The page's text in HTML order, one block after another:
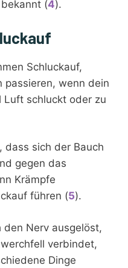
(4).
Schluckauf,
passieren, wenn dein
Luft schluckt oder zu
dass sich der Bauch
gegen das
Krämpfe
führen (5).
den Nerv ausgelöst,
verbindet,
Dinge